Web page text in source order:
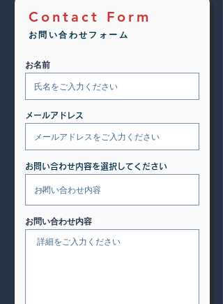
Contact Form
お問い合わせフォーム
お名前
メールアドレス
お問い合わせ内容を選択してください
お問い合わせ内容